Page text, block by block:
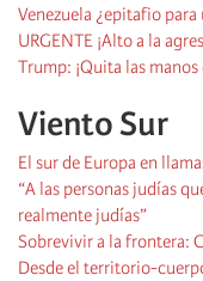
Venezuela ¿epitafio
URGENTE ¡Alto a la
Trump: ¡Quita las
Viento Sur
El sur de Europa en
“A las personas judías
realmente judías”
Sobrevivir a la frontera:
Desde el territorio-